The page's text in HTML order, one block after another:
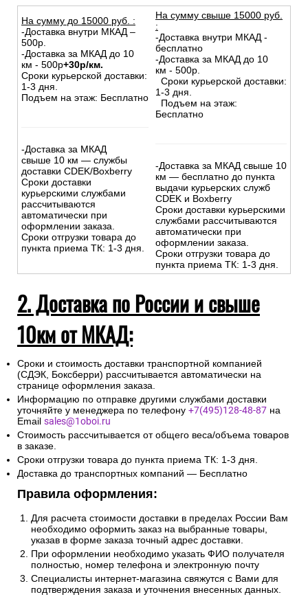
На сумму до 15000 руб. :
-Доставка внутри МКАД –
500р.
-Доставка за МКАД до 10
км - 500р+30р/км.
Сроки курьерской доставки:
1-3 дня.
Подъем на этаж: Бесплатно
-Доставка за МКАД
свыше 10 км — службы
доставки CDEK/Boxberry
Сроки доставки
курьерскими службами
рассчитываются
автоматически при
оформлении заказа.
Сроки отгрузки товара до
пункта приема ТК: 1-3 дня.
На сумму свыше 15000 руб.
:
-Доставка внутри МКАД -
бесплатно
-Доставка за МКАД до 10
км - 500р.
Сроки курьерской доставки:
1-3 дня.
Подъем на этаж:
Бесплатно
-Доставка за МКАД свыше 10
км — бесплатно до пункта
выдачи курьерских служб
CDEK и Boxberry
Сроки доставки курьерскими
службами рассчитываются
автоматически при
оформлении заказа.
Сроки отгрузки товара до
пункта приема ТК: 1-3 дня.
2. Доставка по России и свыше
10км от МКАД:
Сроки и стоимость доставки транспортной компанией
(СДЭК, Боксберри) рассчитывается автоматически на
странице оформления заказа.
Информацию по отправке другими службами доставки
уточняйте у менеджера по телефону +7(495)128-48-87 на
Email sales@1oboi.ru
Стоимость рассчитывается от общего веса/объема товаров
в заказе.
Сроки отгрузки товара до пункта приема ТК: 1-3 дня.
Доставка до транспортных компаний — Бесплатно
Правила оформления:
Для расчета стоимости доставки в пределах России Вам
необходимо оформить заказ на выбранные товары,
указав в форме заказа точный адрес доставки.
При оформлении необходимо указать ФИО получателя
полностью, номер телефона и электронную почту
Специалисты интернет-магазина свяжутся с Вами для
подтверждения заказа и уточнения внесенных данных.